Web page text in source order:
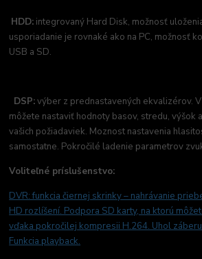
HDD: integrovaný Hard Disk, možnosť
usporiadanie je rovnaké ako na PC, možnosť
USB a SD.
DSP:výber z prednastavených ekvalizérov.
môžete nastaviť hodnoty basov, stredu, výšok
vašich požiadaviek. Moznost nastavenia
samostatne. Pokročilé ladenie parametrov
Voliteľné príslušenstvo:
DVR: funkcia čiernej skrinky – nahrávanie
HD rozlíšení. Podpora SD karty, na ktorú
vďaka pokročilej kompresii H.264. Uhol
Funkcia playback.